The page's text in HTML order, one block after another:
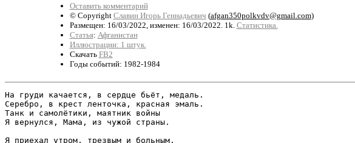
Оставить комментарий
© Copyright Славин Игорь Геннадьевич (afgan350polkvdv@gmail.com)
Размещен: 16/03/2022, изменен: 16/03/2022. 1k. Статистика.
Статья: Афганистан
Иллюстрации: 1 штук.
Скачать FB2
Годы событий: 1982-1984
На груди качается, в сердце бьёт, медаль.
Серебро, в крест ленточка, красная эмаль.
Танк и самолётики, маятник войны
Я вернулся, Мама, из чужой страны.
Я приехал утром, трезвым и больным,